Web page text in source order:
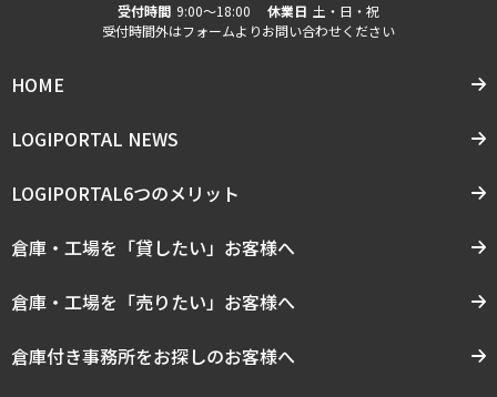
受付時間 9:00〜18:00 休業日 土・日・祝
受付時間外はフォームよりお問い合わせください
HOME
LOGIPORTAL NEWS
LOGIPORTAL6つのメリット
倉庫・工場を「貸したい」お客様へ
倉庫・工場を「売りたい」お客様へ
倉庫付き事務所をお探しのお客様へ